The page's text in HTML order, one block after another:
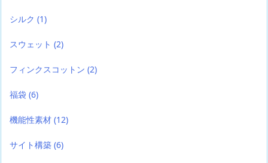
シルク (1)
スウェット (2)
フィンクスコットン (2)
福袋 (6)
機能性素材 (12)
サイト構築 (6)